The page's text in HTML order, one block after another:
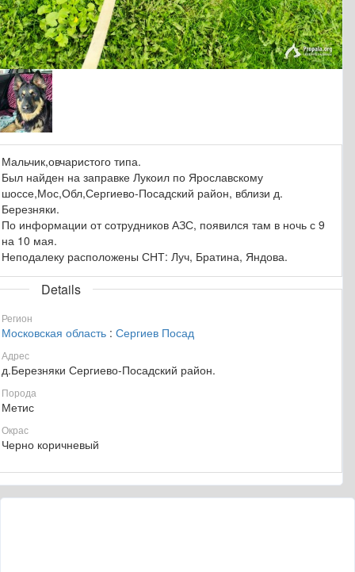
Мальчик,овчаристого типа.
Был найден на заправке Лукоил по Ярославскому
шоссе,Мос,Обл,Сергиево-Посадский район, вблизи д.
Березняки.
По информации от сотрудников АЗС, появился там в ночь с 9
на 10 мая.
Неподалеку расположены СНТ: Луч, Братина, Яндова.
Details
Регион
Московская область : Сергиев Посад
Адрес
д.Березняки Сергиево-Посадский район.
Порода
Метис
Окрас
Черно коричневый